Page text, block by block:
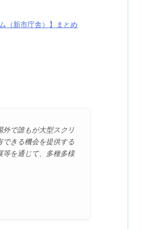
（新市庁舎）】まとめ
で誰もが大型スクリ
きる機会を提供する
を通じて、多種多様